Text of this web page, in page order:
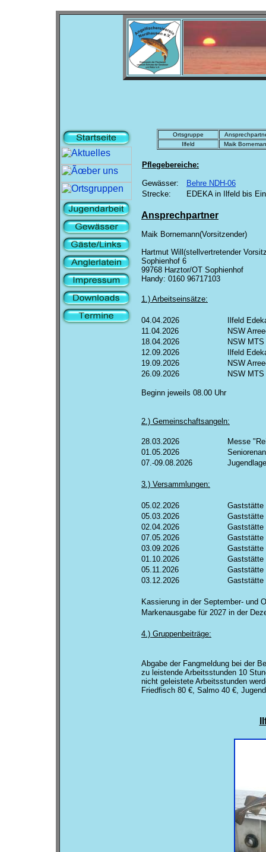
Ortsgruppe
Ilfeld
Maik
Pflegebereiche:
Gewässer:
Behre NDH-06
Strecke:
EDEKA in Ilfeld bis
Ansprechpartner
Maik Bornemann(Vorsitzender)
Hartmut Will(stellvertretender
Sophienhof 6
99768 Harztor/OT Sophienhof
Handy: 0160 96717103
1.) Arbeitseinsätze:
04.04.2026
Ilfeld
11.04.2026
NSW
18.04.2026
NSW MTS
12.09.2026
Ilfeld
19.09.2026
NSW
26.09.2026
NSW MTS
Beginn jeweils 08.00 Uhr
2.) Gemeinschaftsangeln:
28.03.2026
Messe
01.05.2026
07.-09.08.2026
3.) Versammlungen:
05.02.2026
Gaststätte
05.03.2026
Gaststätte
02.04.2026
Gaststätte
07.05.2026
Gaststätte
03.09.2026
Gaststätte
01.10.2026
Gaststätte
05.11.2026
Gaststätte
03.12.2026
Gaststätte
Kassierung in der September- und
Markenausgabe für 2027 in der
4.) Gruppenbeiträge:
Abgabe der Fangmeldung bei der
zu leistende Arbeitsstunden 10
nicht geleistete Arbeitsstunden
Friedfisch 80 €, Salmo 40 €,